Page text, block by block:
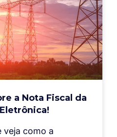
a Nota Fiscal da
veja como a